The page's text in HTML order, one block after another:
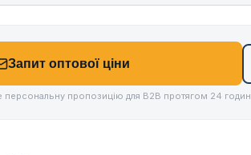
Запит оптової ціни
персональну пропозицію для B2B протягом 24 годин